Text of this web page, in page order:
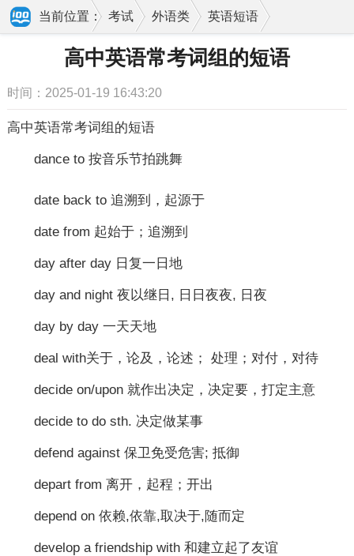
当前位置： 考试 外语类 英语短语
高中英语常考词组的短语
高中英语常考词组的短语
时间：2025-01-19 16:43:20
高中英语常考词组的短语
dance to 按音乐节拍跳舞
date back to 追溯到，起源于
date from 起始于；追溯到
day after day 日复一日地
day and night 夜以继日, 日日夜夜, 日夜
day by day 一天天地
deal with关于，论及，论述； 处理；对付，对待
decide on/upon 就作出决定，决定要，打定主意
decide to do sth. 决定做某事
defend against 保卫免受危害; 抵御
depart from 离开，起程；开出
depend on 依赖,依靠,取决于,随而定
develop a friendship with 和建立起了友谊